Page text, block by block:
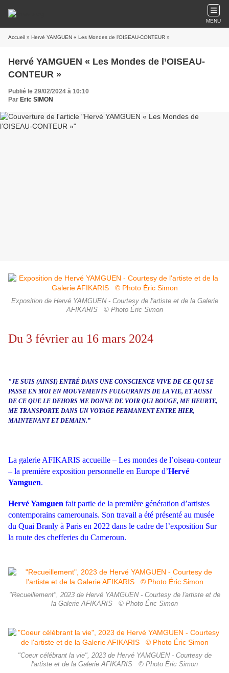
MENU
Accueil » Hervé YAMGUEN « Les Mondes de l’OISEAU-CONTEUR »
Hervé YAMGUEN « Les Mondes de l’OISEAU-
CONTEUR »
Publié le 29/02/2024 à 10:10
Par Eric SIMON
Exposition de Hervé YAMGUEN - Courtesy de l'artiste et de la Galerie
AFIKARIS © Photo Éric Simon
Du 3 février au 16 mars 2024
"JE SUIS (AINSI) ENTRÉ DANS UNE CONSCIENCE VIVE DE CE QUI SE
PASSE EN MOI EN MOUVEMENTS FULGURANTS DE LA VIE, ET AUSSI
DE CE QUE LE DEHORS ME DONNE DE VOIR QUI BOUGE, ME HEURTE,
ME TRANSPORTE DANS UN VOYAGE PERMANENT ENTRE HIER,
MAINTENANT ET DEMAIN.”
La galerie AFIKARIS accueille – Les mondes de l’oiseau-conteur
– la première exposition personnelle en Europe d’Hervé
Yamguen.
Hervé Yamguen fait partie de la première génération d’artistes
contemporains camerounais. Son travail a été présenté au musée
du Quai Branly à Paris en 2022 dans le cadre de l’exposition Sur
la route des chefferies du Cameroun.
"Recueillement", 2023 de Hervé YAMGUEN - Courtesy de l'artiste et de
la Galerie AFIKARIS © Photo Éric Simon
"Coeur célébrant la vie", 2023 de Hervé YAMGUEN - Courtesy de
l'artiste et de la Galerie AFIKARIS © Photo Éric Simon